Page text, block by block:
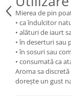
Mierea de pin
• ca îndulcitor
• alături de iaurt
• în deserturi sau
• în sosuri sau
• consumată ca
Aroma sa
dorește un gust